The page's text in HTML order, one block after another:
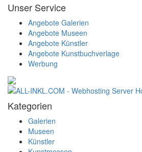
Unser Service
Angebote Galerien
Angebote Museen
Angebote Künstler
Angebote Kunstbuchverlage
Werbung
Kategorien
Galerien
Museen
Künstler